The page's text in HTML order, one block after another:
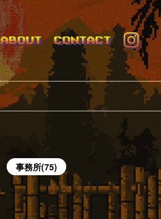
ABOUT CONTACT
事務所(75)